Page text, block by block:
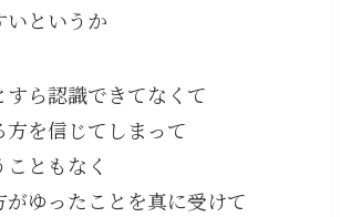
いというか
ら認識できてなくて
を信じてしまって
ともなく
がゆったことを真に受けて